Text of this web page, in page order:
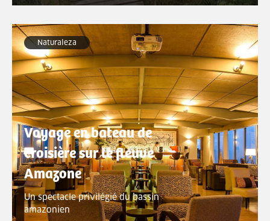
Naturaleza
Voyage en bateau de
croisière sur le fleuve
Amazone
Un spectacle privilégié du bassin
amazonien